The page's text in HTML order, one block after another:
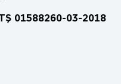
01588260-03-2018